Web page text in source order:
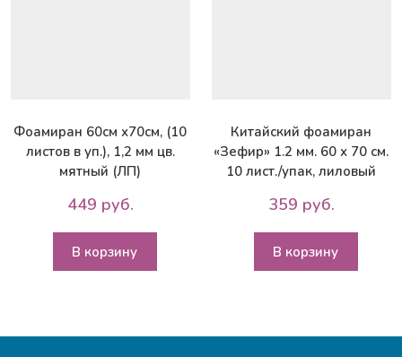
Фоамиран 60см х70см, (10
листов в уп.), 1,2 мм цв.
мятный (ЛП)
449 руб.
В корзину
Китайский фоамиран
«Зефир» 1.2 мм. 60 х 70 см.
10 лист./упак, лиловый
359 руб.
В корзину